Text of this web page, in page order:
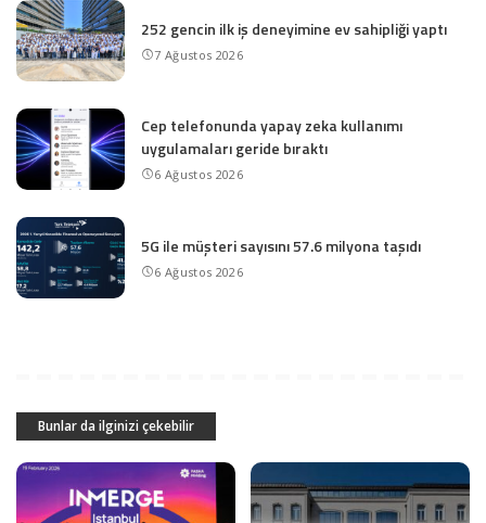
252 gencin ilk iş deneyimine ev sahipliği yaptı
7 Ağustos 2026
Cep telefonunda yapay zeka kullanımı
uygulamaları geride bıraktı
6 Ağustos 2026
5G ile müşteri sayısını 57.6 milyona taşıdı
6 Ağustos 2026
Bunlar da ilginizi çekebilir